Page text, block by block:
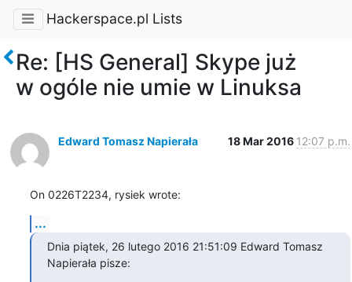
Hackerspace.pl Lists
Re: [HS General] Skype już
w ogóle nie umie w Linuksa
Edward Tomasz Napierała 18 Mar 2016 12:07 p.m.
On 0226T2234, rysiek wrote:
...
Dnia piątek, 26 lutego 2016 21:51:09 Edward Tomasz
Napierała pisze: